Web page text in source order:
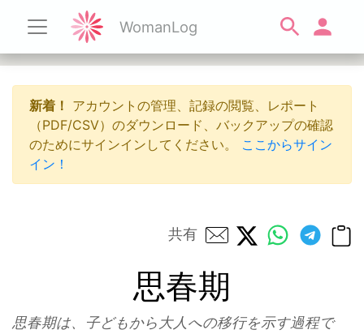
WomanLog
新着！ アカウントの管理、記録の閲覧、レポート
（PDF/CSV）のダウンロード、バックアップの確認
のためにサインインしてください。 ここからサイン
イン！
共有
思春期
思春期は、子どもから大人への移行を示す過程で